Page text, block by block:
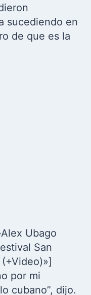
sucediendo en
de que es la
Ubago
San
por mi
cubano”, dijo.